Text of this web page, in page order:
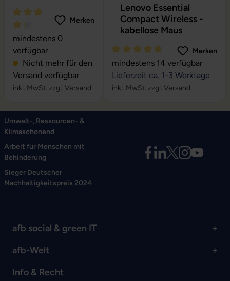
Durchschnittliche Bewertung von 4.24 von 5 Sternen
Merken
mindestens 0
verfügbar
Nicht mehr für den
Versand verfügbar
inkl. MwSt. zzgl. Versand
Lenovo Essential
Compact Wireless -
kabellose Maus
Durchschnittliche Bewertung
Merken
mindestens 14 verfügbar
Lieferzeit ca. 1-3 Werktage
inkl. MwSt. zzgl. Versand
Umwelt-, Ressourcen- &
Klimaschonend
Arbeit für Menschen mit
Behinderung
Sieger Deutscher
Nachhaltigkeitspreis 2024
afb social & green IT
afb-Welt
Info & Recht